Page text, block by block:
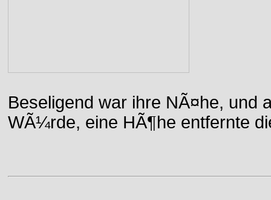
Beseligend war ihre NÃ¤he, und
WÃ¼rde, eine HÃ¶he entfernte